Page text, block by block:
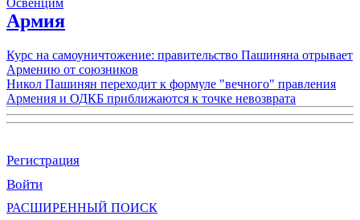
Армия
Курс на самоуничтожение: правительство Пашиняна отрывает
Армению от союзников
Никол Пашинян переходит к формуле "вечного" правления
Армения и ОДКБ приближаются к точке невозврата
Регистрация
Войти
РАСШИРЕННЫЙ ПОИСК